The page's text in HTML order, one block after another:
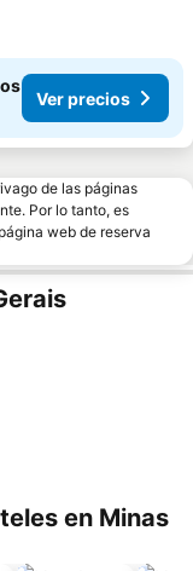
Ver precios
de las páginas
Por lo tanto, es
web de reserva
en Minas